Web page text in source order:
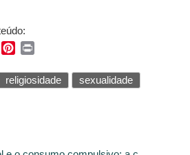
WhatsApp
Pinterest
religiosidade sexualidade